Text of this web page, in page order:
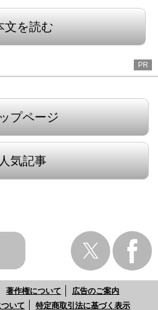
文を読む
PR
プページ
人気記事
著作権について
広告のご案内
いて
特定商取引法に基づく表示